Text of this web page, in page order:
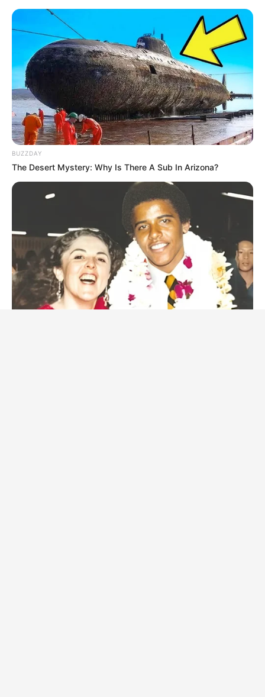
BUZZDAY
The Desert Mystery: Why Is There A Sub In Arizona?